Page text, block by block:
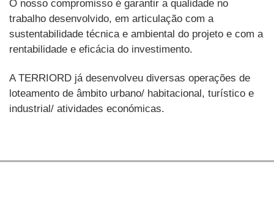
O nosso compromisso é garantir a qualidade no
trabalho desenvolvido, em articulação com a
sustentabilidade técnica e ambiental do projeto e com a
rentabilidade e eficácia do investimento.
A TERRIORD já desenvolveu diversas operações de
loteamento de âmbito urbano/ habitacional, turístico e
industrial/ atividades económicas.